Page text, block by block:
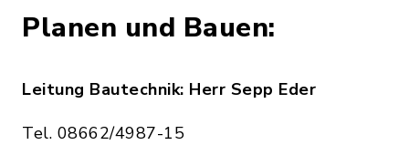
Planen und Bauen:
Leitung Bautechnik: Herr Sepp Eder
Tel. 08662/4987-15